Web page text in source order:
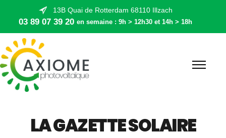
13B Quai de Rotterdam 68110 Illzach
03 89 07 39 20 en semaine : 9h > 12h30 et 14h > 18h
LA GAZETTE SOLAIRE